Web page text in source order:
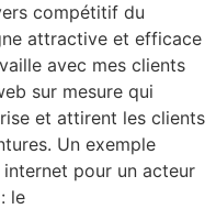
compétitif du
attractive et efficace
avec mes clients
sur mesure qui
et attirent les clients
Un exemple
pour un acteur
le